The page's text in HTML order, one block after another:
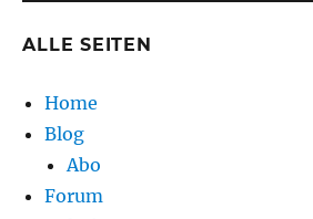
ALLE SEITEN
Home
Blog
Abo
Forum